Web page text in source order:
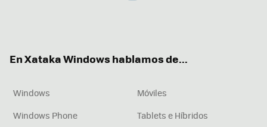
En Xataka Windows hablamos de...
Windows
Móviles
Windows Phone
Tablets e Híbridos